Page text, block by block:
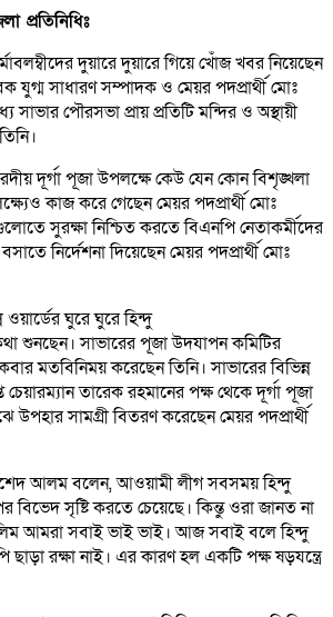
প্রতিনিধিঃ
দুয়ারে দুয়ারে গিয়ে খোঁজ খবর নিয়েছেন
যুগ্ম সাধারণ সম্পাদক ও মেয়র পদপ্রার্থী মোঃ
পৌরসভা প্রায় প্রতিটি মন্দির ও অস্থায়ী
দূর্গা পূজা উপলক্ষে কেউ যেন কোন বিশৃঙ্খলা
কাজ করে গেছেন মেয়র পদপ্রার্থী মোঃ
সুরক্ষা নিশ্চিত করতে বিএনপি নেতাকর্মীদের
নির্দেশনা দিয়েছেন মেয়র পদপ্রার্থী মোঃ
ঘুরে ঘুরে হিন্দু
শুনছেন। সাভারের পূজা উদযাপন কমিটির
মতবিনিময় করেছেন তিনি। সাভারের বিভিন্ন
চেয়ারম্যান তারেক রহমানের পক্ষ থেকে দূর্গা পূজা
উপহার সামগ্রী বিতরণ করেছেন মেয়র পদপ্রার্থী
আলম বলেন, আওয়ামী লীগ সবসময় হিন্দু
বিভেদ সৃষ্টি করতে চেয়েছে। কিন্তু ওরা জানত না
আমরা সবাই ভাই ভাই। আজ সবাই বলে হিন্দু
রক্ষা নাই। এর কারণ হল একটি পক্ষ ষড়যন্ত্রে